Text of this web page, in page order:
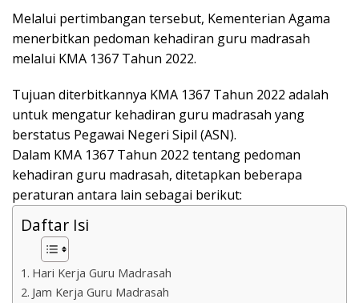
Melalui pertimbangan tersebut, Kementerian Agama
menerbitkan pedoman kehadiran guru madrasah
melalui KMA 1367 Tahun 2022.
Tujuan diterbitkannya KMA 1367 Tahun 2022 adalah
untuk mengatur kehadiran guru madrasah yang
berstatus Pegawai Negeri Sipil (ASN).
Dalam KMA 1367 Tahun 2022 tentang pedoman
kehadiran guru madrasah, ditetapkan beberapa
peraturan antara lain sebagai berikut:
Daftar Isi
Hari Kerja Guru Madrasah
Jam Kerja Guru Madrasah